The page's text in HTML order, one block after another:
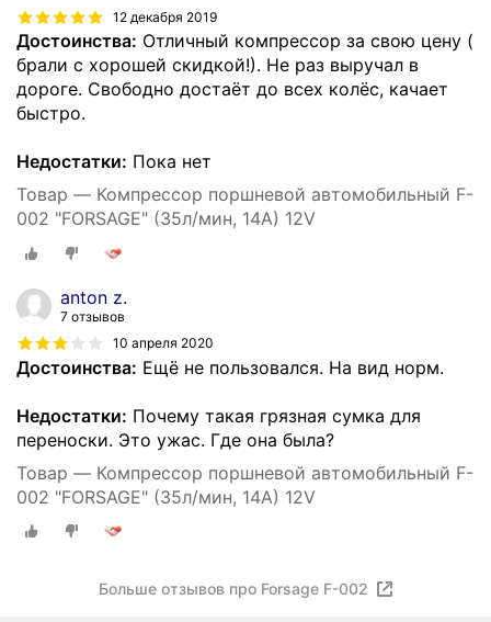
12 декабря 2019
Достоинства: Отличный компрессор за свою цену (
брали с хорошей скидкой!). Не раз выручал в
дороге. Свободно достаёт до всех колёс, качает
быстро.
Недостатки: Пока нет
Товар — Компрессор поршневой автомобильный F-
002 "FORSAGE" (35л/мин, 14А) 12V
anton z.
7 отзывов
10 апреля 2020
Достоинства: Ещё не пользовался. На вид норм.
Недостатки: Почему такая грязная сумка для
переноски. Это ужас. Где она была?
Товар — Компрессор поршневой автомобильный F-
002 "FORSAGE" (35л/мин, 14А) 12V
Больше отзывов про Forsage F-002